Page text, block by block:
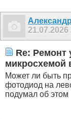
21.07.2026
Re: Ремонт
микросхемой
Может ли быть
фотодиод на
подумал об этом